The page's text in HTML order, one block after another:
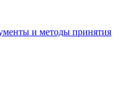
и методы принятия